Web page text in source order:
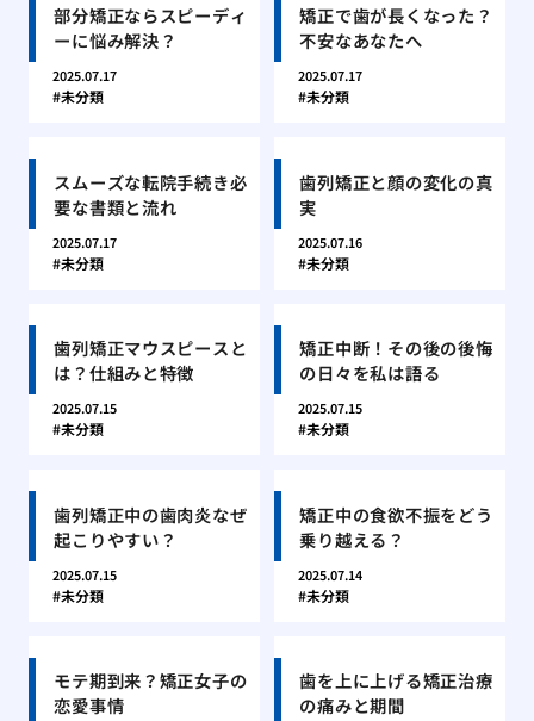
部分矯正ならスピーディ
ーに悩み解決？
2025.07.17
未分類
矯正で歯が長くなった？
不安なあなたへ
2025.07.17
未分類
スムーズな転院手続き必
要な書類と流れ
2025.07.17
未分類
歯列矯正と顔の変化の真
実
2025.07.16
未分類
歯列矯正マウスピースと
は？仕組みと特徴
2025.07.15
未分類
矯正中断！その後の後悔
の日々を私は語る
2025.07.15
未分類
歯列矯正中の歯肉炎なぜ
起こりやすい？
2025.07.15
未分類
矯正中の食欲不振をどう
乗り越える？
2025.07.14
未分類
モテ期到来？矯正女子の
恋愛事情
歯を上に上げる矯正治療
の痛みと期間